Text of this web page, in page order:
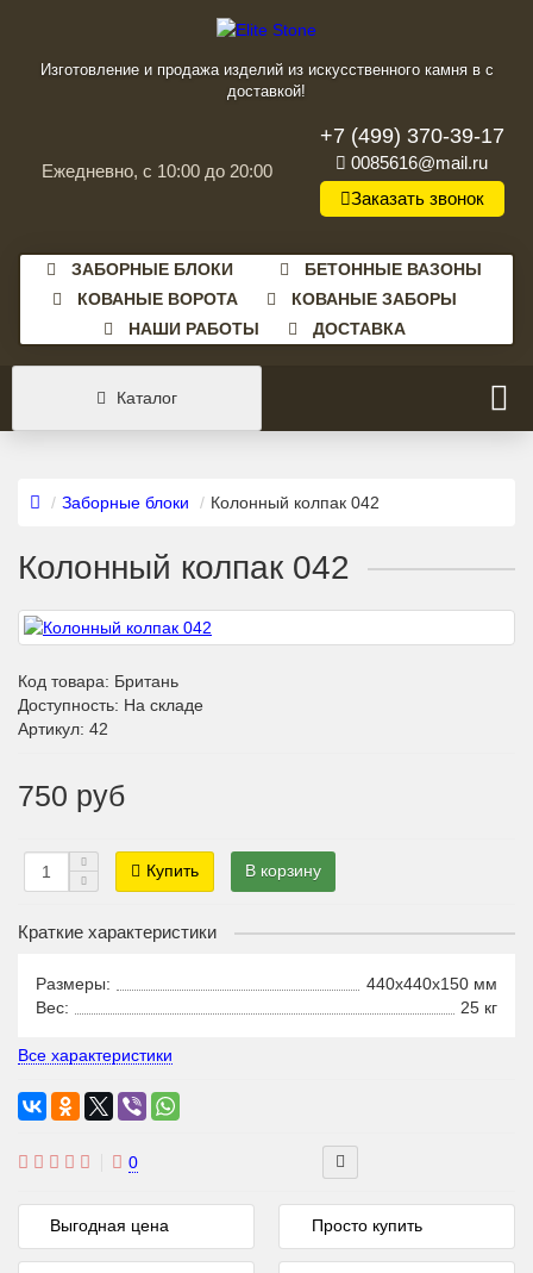
Изготовление и продажа изделий из искусственного камня в с
доставкой!
Ежедневно, с 10:00 до 20:00
+7 (499) 370-39-17
0085616@mail.ru
Заказать звонок
ЗАБОРНЫЕ БЛОКИ
БЕТОННЫЕ ВАЗОНЫ
КОВАНЫЕ ВОРОТА
КОВАНЫЕ ЗАБОРЫ
НАШИ РАБОТЫ
ДОСТАВКА
Каталог
Заборные блоки Колонный колпак 042
Колонный колпак 042
Код товара: Британь
Доступность: На складе
Артикул: 42
750 руб
Купить В корзину
Краткие характеристики
Размеры:
440x440x150 мм
Вес:
25 кг
Все характеристики
0
Выгодная цена Просто купить